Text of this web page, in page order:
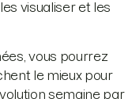
visualiser et les
vous pourrez
le mieux pour
semaine par